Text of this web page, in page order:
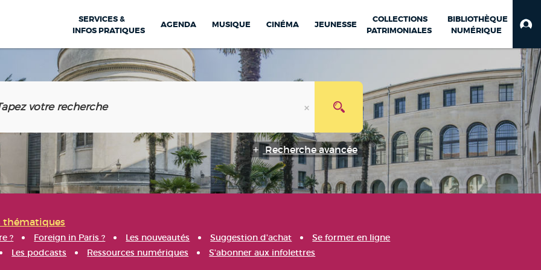
SERVICES &
INFOS PRATIQUES
AGENDA MUSIQUE CINÉMA JEUNESSE
COLLECTIONS
PATRIMONIALES
BIBLIOTHÈQUE
NUMÉRIQUE
Recherche avancée
thématiques
? Foreign in Paris ? Les nouveautés Suggestion d'achat
Se former en ligne
Les podcasts Ressources numériques S'abonner aux infolettres